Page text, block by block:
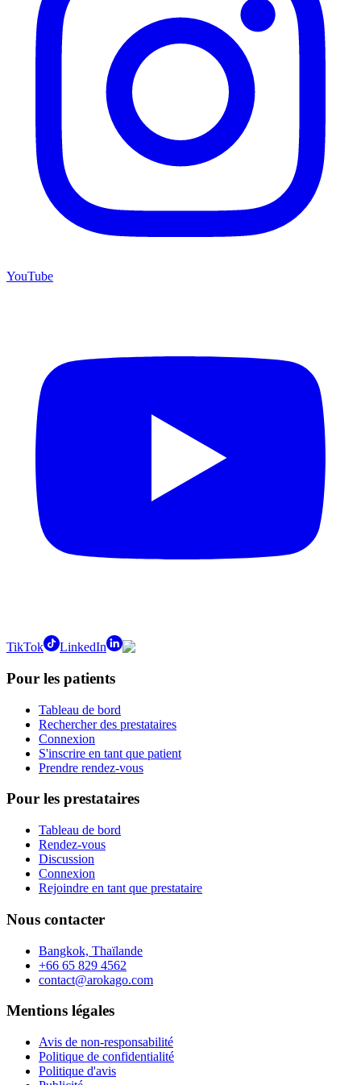
YouTube
TikTok LinkedIn
Pour les patients
Tableau de bord
Rechercher des prestataires
Connexion
S'inscrire en tant que patient
Prendre rendez-vous
Pour les prestataires
Tableau de bord
Rendez-vous
Discussion
Connexion
Rejoindre en tant que prestataire
Nous contacter
Bangkok, Thaïlande
+66 65 829 4562
contact@arokago.com
Mentions légales
Avis de non-responsabilité
Politique de confidentialité
Politique d'avis